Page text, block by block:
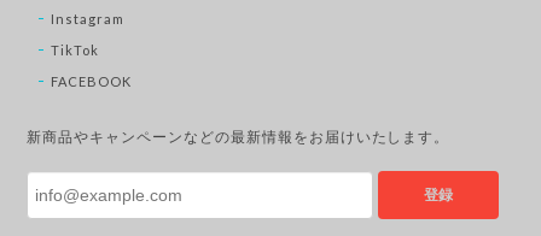
Instagram
TikTok
FACEBOOK
新商品やキャンペーンなどの最新情報をお届けいたします。
登録